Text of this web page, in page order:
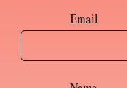
Email